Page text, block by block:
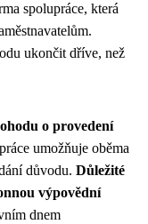
spolupráce, která
ukončit dříve, než
o provedení
umožňuje oběma
důvodu. Důležité
výpovědní
dnem